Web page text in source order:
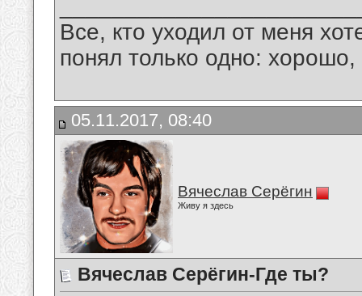
Все, кто уходил от меня
понял только одно:
05.11.2017, 08:40
Вячеслав Серёгин
Живу я здесь
Вячеслав Серёгин-Где ты?